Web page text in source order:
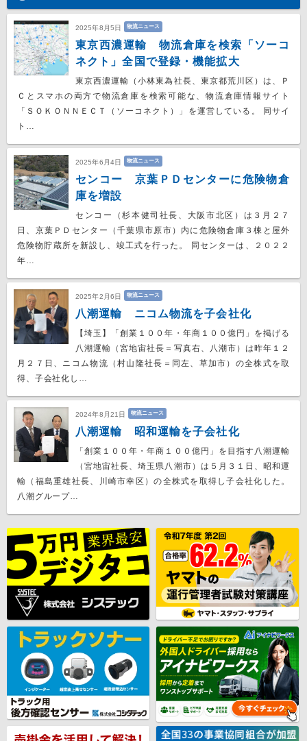
2025年8月5日 物流ニュース
東京西濃運輸 物流倉庫を検索「ソーコ
ネクト」全国で登録・機能拡大
東京西濃運輸（⼩林東為社長、東京都荒川区）は、Ｐ
Ｃとスマホの両方で物流倉庫を検索可能な、物流倉庫情報サイト
「ＳＯＫＯＮＮＥＣＴ（ソーコネクト）」を運営している。 同サイ
ト…
2025年6月4日 物流ニュース
センコー 京葉ＰＤセンターに危険物倉
庫を増設
センコー（杉本健司社長、大阪市北区）は３月２７
日、京葉ＰＤセンター（千葉県市原市）内に危険物倉庫３棟と屋外
危険物貯蔵所を新設し、竣工式を行った。 同センターは、２０２２
年…
2025年2月6日 物流ニュース
八潮運輸 ニコム物流を子会社化
【埼玉】「創業１００年・年商１００億円」を掲げる
八潮運輸（宮地宙社長＝写真右、八潮市）は昨年１２
月２７日、ニコム物流（村山隆社長＝同左、草加市）の全株式を取
得、子会社化し…
2024年8月21日 物流ニュース
八潮運輸 昭和運輸を子会社化
「創業１００年・年商１００億円」を目指す八潮運輸
（宮地宙社長、埼玉県八潮市）は５月３１日、昭和運
輸（福島重雄社長、川崎市幸区）の全株式を取得し子会社化した。
八潮グループ…